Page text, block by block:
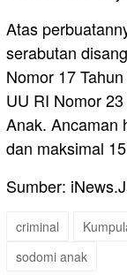
Atas
serabutan
Nomor 17
UU RI Nomor
Anak. Ancaman
dan maksimal
Sumber:
criminal
sodomi anak